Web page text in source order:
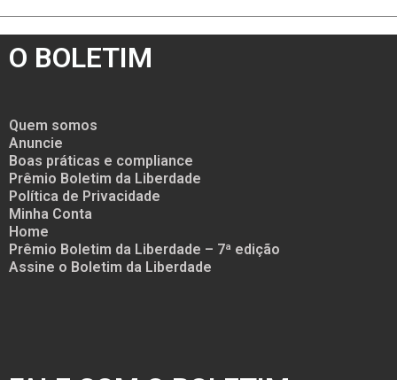
O BOLETIM
Quem somos
Anuncie
Boas práticas e compliance
Prêmio Boletim da Liberdade
Política de Privacidade
Minha Conta
Home
Prêmio Boletim da Liberdade – 7ª edição
Assine o Boletim da Liberdade